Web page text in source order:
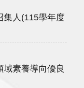
集人(115學年度
素養導向優良